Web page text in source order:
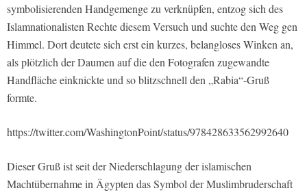
symbolisierenden Handgemenge zu verknüpfen, entzog sich des
Islamnationalisten Rechte diesem Versuch und suchte den Weg gen
Himmel. Dort deutete sich erst ein kurzes, belangloses Winken an,
als plötzlich der Daumen auf die den Fotografen zugewandte
Handfläche einknickte und so blitzschnell den „Rabia“-Gruß
formte.
https://twitter.com/WashingtonPoint/status/978428633562992640
Dieser Gruß ist seit der Niederschlagung der islamischen
Machtübernahme in Ägypten das Symbol der Muslimbruderschaft